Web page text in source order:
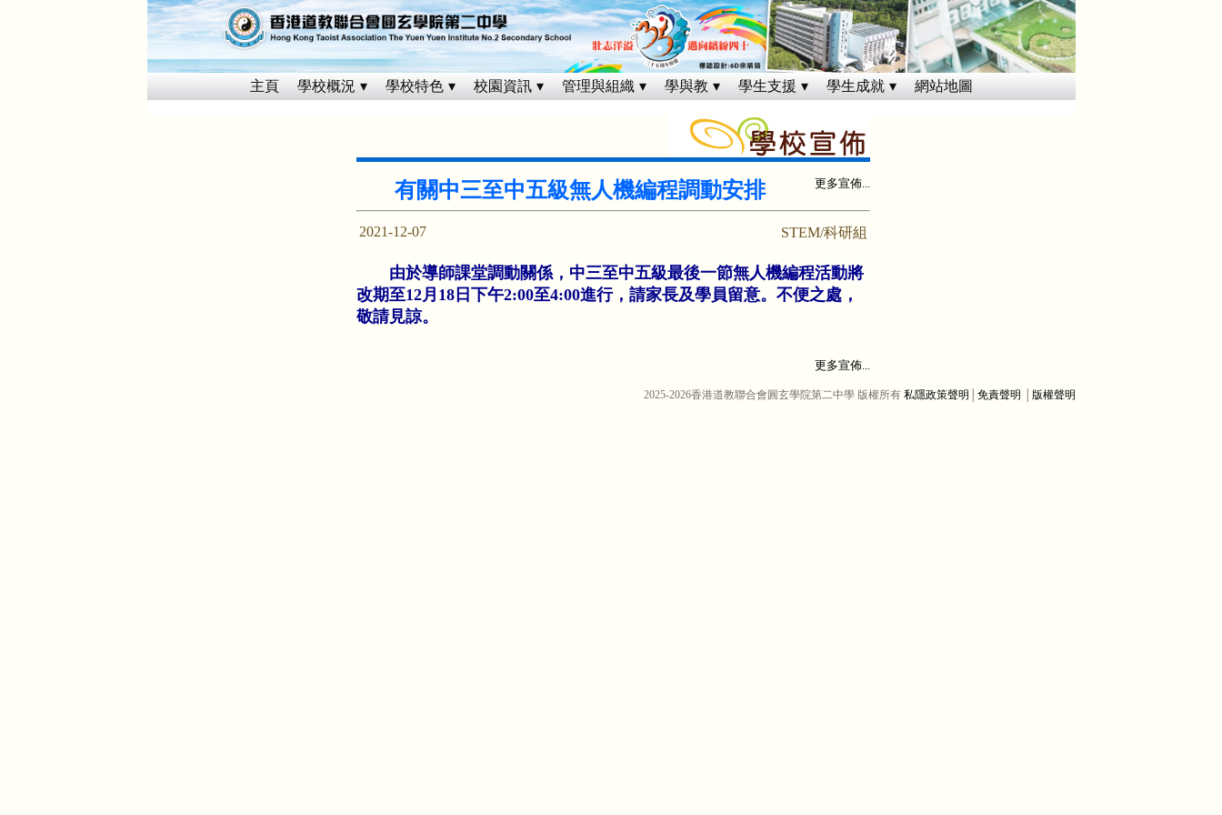
主頁 學校概況 學校特色 校園資訊 管理與組織 學與教 學生支援 學生成就 網站地圖
有關中三至中五級無人機編程調動安排 更多宣佈...
2021-12-07 STEM/科研組
由於導師課堂調動關係，中三至中五級最後一節無人機編程活動將
改期至12月18日下午2:00至4:00進行，請家長及學員留意。不便之處，
敬請見諒。
更多宣佈...
2025-2026香港道教聯合會圓玄學院第二中學 版權所有 私隱政策聲明 免責聲明 版權聲明